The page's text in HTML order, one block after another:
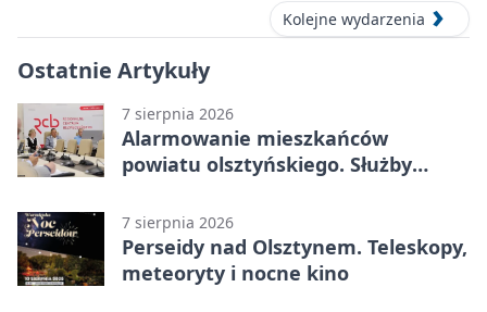
Kolejne wydarzenia
Ostatnie Artykuły
7 sierpnia 2026
Alarmowanie mieszkańców
powiatu olsztyńskiego. Służby
7 sierpnia 2026
Perseidy nad Olsztynem. Teleskopy,
meteoryty i nocne kino